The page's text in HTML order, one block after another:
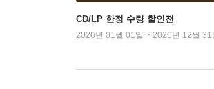
CD/LP 한정 수량 할인전
2026년 01월 01일 ~ 2026년 12월 31